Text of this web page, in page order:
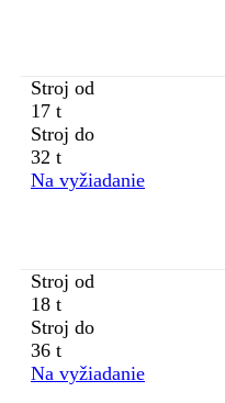
Stroj od
17 t
Stroj do
32 t
Na vyžiadanie
Stroj od
18 t
Stroj do
36 t
Na vyžiadanie